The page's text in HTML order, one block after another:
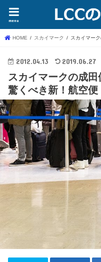
menu
HOME スカイマーク スカイマー
2012.04.13 2019.06.27
スカイマークの成
驚くべき新！航空便